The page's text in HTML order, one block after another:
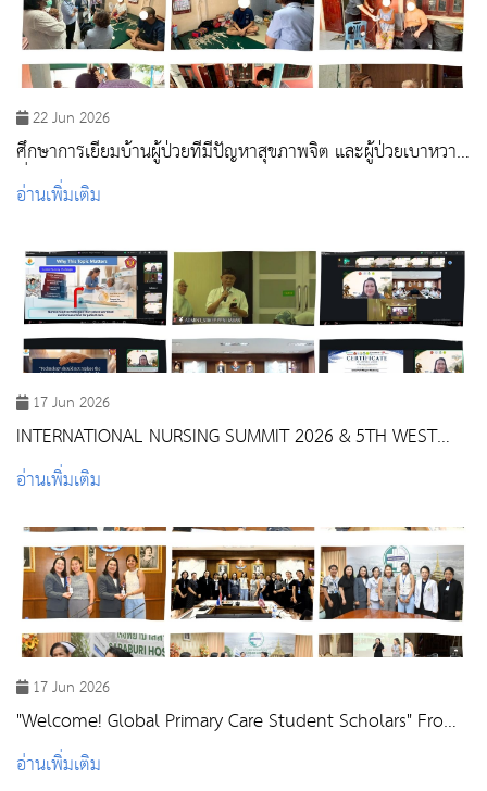
22 Jun 2026
ศึกษาการเยี่ยมบ้านผู้ป่วยที่มีปัญหาสุขภาพจิต และผู้ป่วยเบาหวาน
ที่มีภาวะแทรกซ้อน
อ่านเพิ่มเติม
17 Jun 2026
INTERNATIONAL NURSING SUMMIT 2026 & 5TH WEST
JAVA INTERNATIONAL NURSING SYMPOSIUM CWJINS)
2026
อ่านเพิ่มเติม
17 Jun 2026
"Welcome! Global Primary Care Student Scholars" From
Harvard Medical School
อ่านเพิ่มเติม